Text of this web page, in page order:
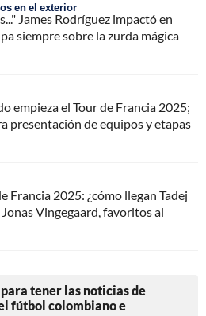
en el exterior
James Rodríguez impactó en
siempre sobre la zurda mágica
empieza el Tour de Francia 2025;
presentación de equipos y etapas
Francia 2025: ¿cómo llegan Tadej
Vingegaard, favoritos al
tener las noticias de
fútbol colombiano e